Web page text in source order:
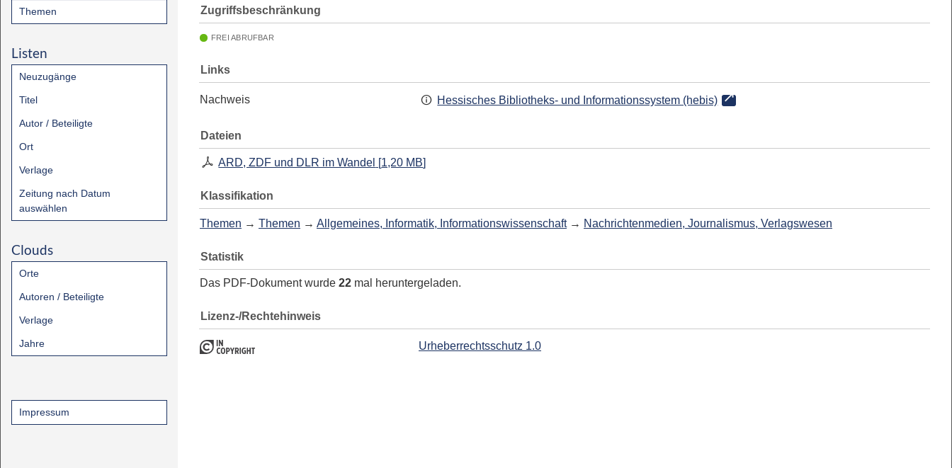
Themen
Listen
Neuzugänge
Titel
Autor / Beteiligte
Ort
Verlage
Zeitung nach Datum
auswählen
Clouds
Orte
Autoren / Beteiligte
Verlage
Jahre
Impressum
Zugriffsbeschränkung
FREI ABRUFBAR
Links
Nachweis Hessisches Bibliotheks- und Informationssystem (hebis)
Dateien
ARD, ZDF und DLR im Wandel [1,20 MB]
Klassifikation
Themen → Themen → Allgemeines, Informatik, Informationswissenschaft → Nachrichtenmedien, Journalismus, Verlagswesen
Statistik
Das PDF-Dokument wurde 22 mal heruntergeladen.
Lizenz-/Rechtehinweis
Urheberrechtsschutz 1.0